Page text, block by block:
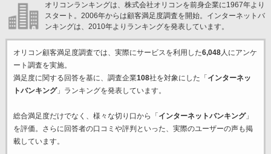
オリコンランキングは、株式会社オリコンを前身企業に1967年より
スタート。2006年からは顧客満足度調査を開始。インターネットバ
ンキングは、2010年よりランキングを発表しています。
オリコン顧客満足度調査では、実際にサービスを利用した6,048人にアンケ
ート調査を実施。
満足度に関する回答を基に、調査企業108社を対象にした「 インターネッ
トバンキング」ランキングを発表しています。
総合満足度だけでなく、様々な切り口から「 インターネットバンキング」
を評価。さらに回答者の口コミや評判といった、実際のユーザーの声も掲
載しています。